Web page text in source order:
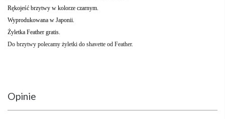
Rękojeść brzytwy w kolorze czarnym.
Wyprodukowana w Japonii.
Żyletka Feather gratis.
Do brzytwy polecamy żyletki do shavette od Feather.
Opinie